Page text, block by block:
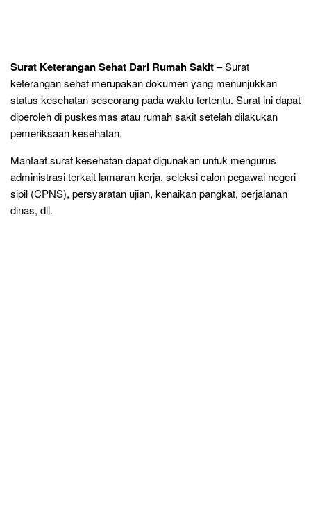
Surat Keterangan Sehat Dari Rumah Sakit– Surat
keterangan sehat merupakan dokumen yang menunjukkan
status kesehatan seseorang pada waktu tertentu. Surat ini dapat
diperoleh di puskesmas atau rumah sakit setelah dilakukan
pemeriksaan kesehatan.
Manfaat surat kesehatan dapat digunakan untuk mengurus
administrasi terkait lamaran kerja, seleksi calon pegawai negeri
sipil (CPNS), persyaratan ujian, kenaikan pangkat, perjalanan
dinas, dll.